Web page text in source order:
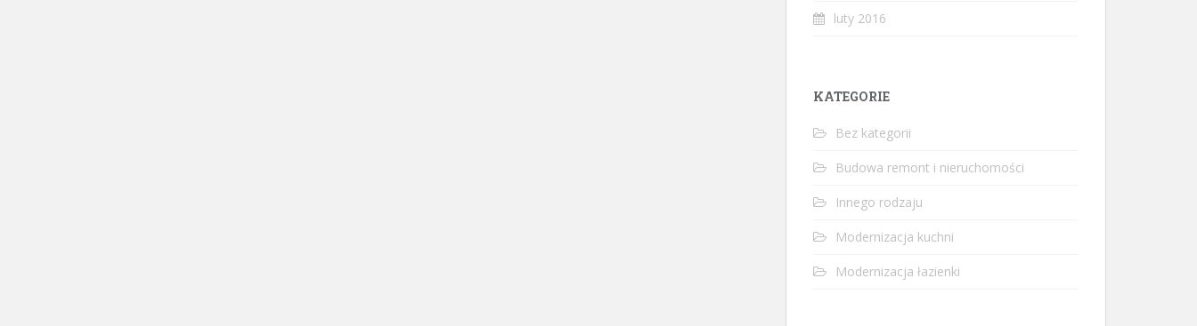
luty 2016
KATEGORIE
Bez kategorii
Budowa remont i nieruchomości
Innego rodzaju
Modernizacja kuchni
Modernizacja łazienki